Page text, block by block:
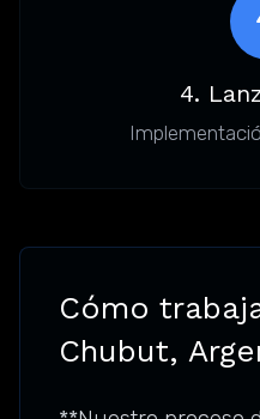
4.
Cómo
Chubut,